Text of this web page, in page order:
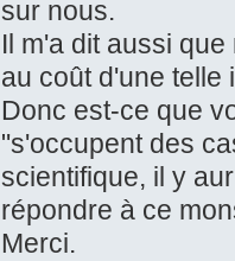
sur nous.
Il m'a dit aussi
au coût d'une telle
Donc est-ce que
"s'occupent des
scientifique, il y
répondre à ce
Merci.